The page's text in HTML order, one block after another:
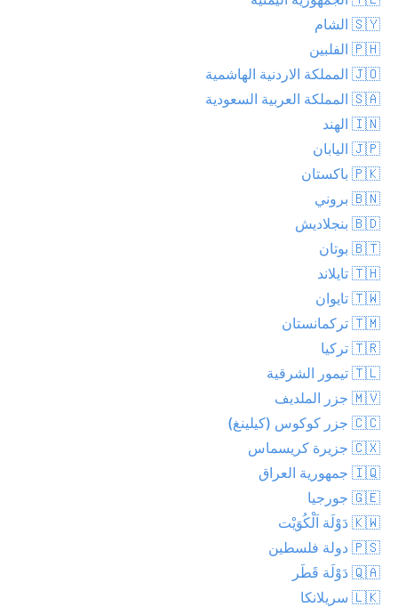
🇸🇾 الشام
🇵🇭 الفلبين
🇯🇴 المملكة الاردنية الهاشمية
🇸🇦 المملكة العربية السعودية
🇮🇳 الهند
🇯🇵 اليابان
🇵🇰 باكستان
🇧🇳 بروني
🇧🇩 بنجلاديش
🇧🇹 بوتان
🇹🇭 تايلاند
🇹🇼 تايوان
🇹🇲 تركمانستان
🇹🇷 تركيا
🇹🇱 تيمور الشرقية
🇲🇻 جزر الملديف
🇨🇨 جزر كوكوس (كيلينغ)
🇨🇽 جزيرة كريسماس
🇮🇶 جمهورية العراق
🇬🇪 جورجيا
🇰🇼 دَوْلَة اَلْكُوَيْت
🇵🇸 دولة فلسطين
🇶🇦 دَوْلَة قَطَر
🇱🇰 سريلانكا